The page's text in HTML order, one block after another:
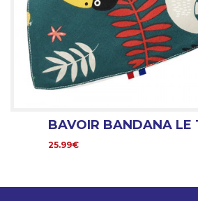
BAVOIR BANDANA LE
25.99€